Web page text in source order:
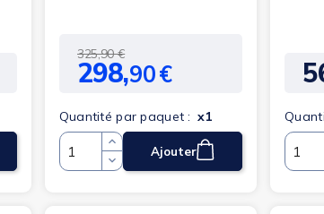
Prix
de
base
325,90 €Prix
298,90€
Quantité par paquet : x1
QuantitéAjouter